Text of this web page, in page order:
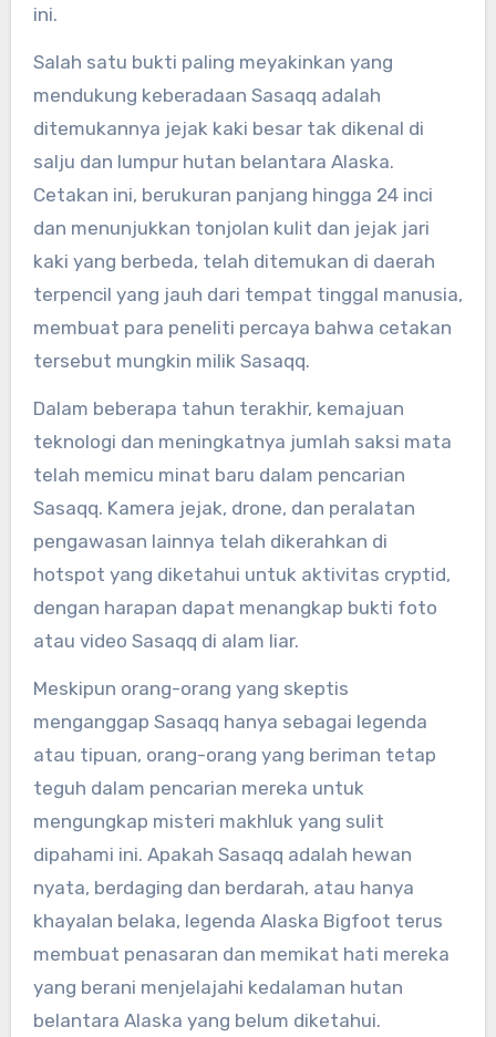
ini.
Salah satu bukti paling meyakinkan yang
mendukung keberadaan Sasaqq adalah
ditemukannya jejak kaki besar tak dikenal di
salju dan lumpur hutan belantara Alaska.
Cetakan ini, berukuran panjang hingga 24 inci
dan menunjukkan tonjolan kulit dan jejak jari
kaki yang berbeda, telah ditemukan di daerah
terpencil yang jauh dari tempat tinggal manusia,
membuat para peneliti percaya bahwa cetakan
tersebut mungkin milik Sasaqq.
Dalam beberapa tahun terakhir, kemajuan
teknologi dan meningkatnya jumlah saksi mata
telah memicu minat baru dalam pencarian
Sasaqq. Kamera jejak, drone, dan peralatan
pengawasan lainnya telah dikerahkan di
hotspot yang diketahui untuk aktivitas cryptid,
dengan harapan dapat menangkap bukti foto
atau video Sasaqq di alam liar.
Meskipun orang-orang yang skeptis
menganggap Sasaqq hanya sebagai legenda
atau tipuan, orang-orang yang beriman tetap
teguh dalam pencarian mereka untuk
mengungkap misteri makhluk yang sulit
dipahami ini. Apakah Sasaqq adalah hewan
nyata, berdaging dan berdarah, atau hanya
khayalan belaka, legenda Alaska Bigfoot terus
membuat penasaran dan memikat hati mereka
yang berani menjelajahi kedalaman hutan
belantara Alaska yang belum diketahui.